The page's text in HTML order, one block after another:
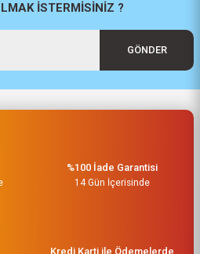
İSTERMİSİNİZ ?
GÖNDER
%100 İade Garantisi
14 Gün İçerisinde
Kredi Karti ile Ödemelerde